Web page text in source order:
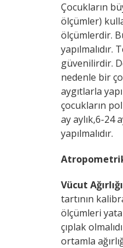
Çocukların
ölçümler)
ölçümlerdir.
güvenilirdir.
nedenle bir
aygıtlarla
çocukların
ay aylık,6-24
yapılmalıdır.
Atropometrik
Vücut
tartının
ölçümleri
çıplak
ortamla